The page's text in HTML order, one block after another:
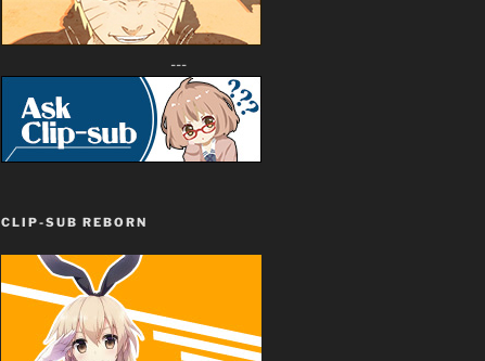
---
CLIP-SUB REBORN